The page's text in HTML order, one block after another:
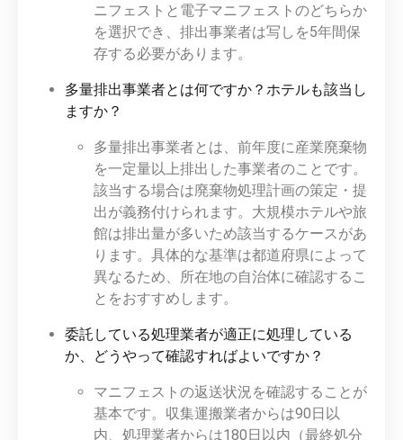
ニフェストと電子マニフェストのどちらか
を選択でき、排出事業者は写しを5年間保
存する必要があります。
多量排出事業者とは何ですか？ホテルも該当し
ますか？
多量排出事業者とは、前年度に産業廃棄物
を一定量以上排出した事業者のことです。
該当する場合は廃棄物処理計画の策定・提
出が義務付けられます。大規模ホテルや旅
館は排出量が多いため該当するケースがあ
ります。具体的な基準は都道府県によって
異なるため、所在地の自治体に確認するこ
とをおすすめします。
委託している処理業者が適正に処理している
か、どうやって確認すればよいですか？
マニフェストの返送状況を確認することが
基本です。収集運搬業者からは90日以
内、処理業者からは180日以内（最終処分